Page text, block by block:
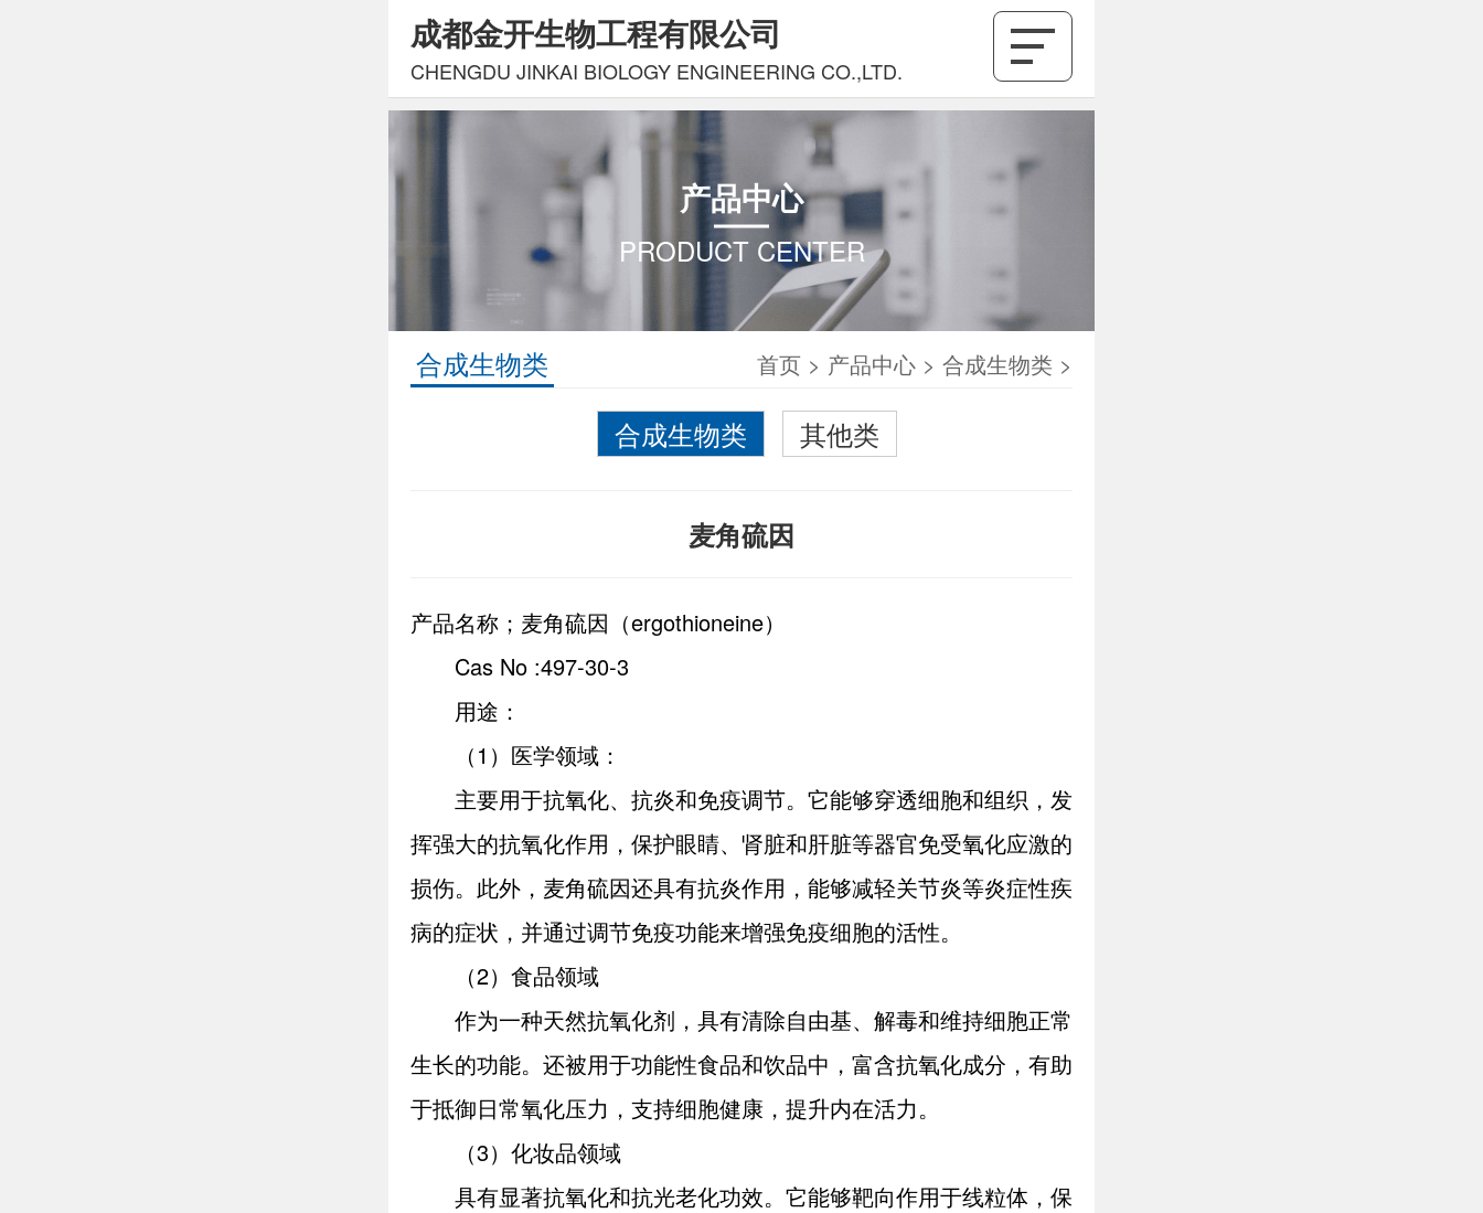
成都金开生物工程有限公司
CHENGDU JINKAI BIOLOGY ENGINEERING CO.,LTD.
产品中心
PRODUCT CENTER
合成生物类 首页 > 产品中心 > 合成生物类 >
合成生物类 其他类
麦角硫因
产品名称；麦角硫因（ergothioneine）
Cas No :497-30-3
用途：
（1）医学领域：
主要用于抗氧化、抗炎和免疫调节。它能够穿透细胞和组织，发
挥强大的抗氧化作用，保护眼睛、肾脏和肝脏等器官免受氧化应激的
损伤。此外，麦角硫因还具有抗炎作用，能够减轻关节炎等炎症性疾
病的症状，并通过调节免疫功能来增强免疫细胞的活性。
（2）食品领域
作为一种天然抗氧化剂，具有清除自由基、解毒和维持细胞正常
生长的功能。还被用于功能性食品和饮品中，富含抗氧化成分，有助
于抵御日常氧化压力，支持细胞健康，提升内在活力。
（3）化妆品领域
具有显著抗氧化和抗光老化功效。它能够靶向作用于线粒体，保